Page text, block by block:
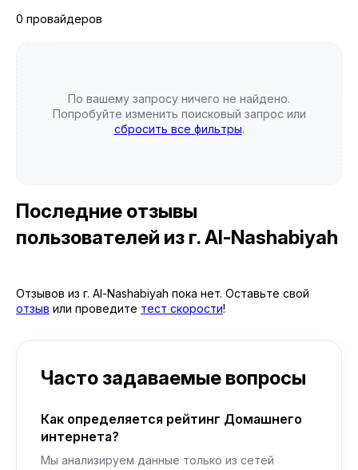
0 провайдеров
По вашему запросу ничего не найдено.
Попробуйте изменить поисковый запрос или
сбросить все фильтры.
Последние отзывы
пользователей из г. Al-Nashabiyah
Отзывов из г. Al-Nashabiyah пока нет. Оставьте свой
отзыв или проведите тест скорости!
Часто задаваемые вопросы
Как определяется рейтинг Домашнего
интернета?
Мы анализируем данные только из сетей